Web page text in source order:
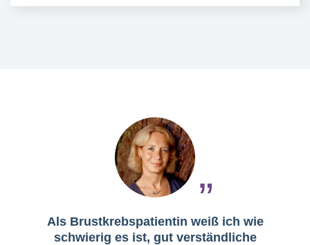
Als Brustkrebspatientin weiß ich wie
schwierig es ist, gut verständliche